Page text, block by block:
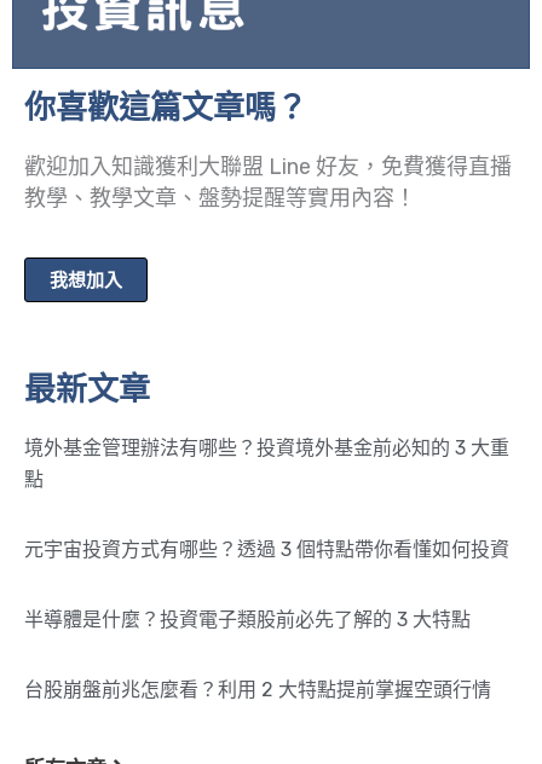
你喜歡這篇文章嗎？
歡迎加入知識獲利大聯盟 Line 好友，免費獲得直播
教學、教學文章、盤勢提醒等實用內容！
我想加入
最新文章
境外基金管理辦法有哪些？投資境外基金前必知的 3 大重
點
元宇宙投資方式有哪些？透過 3 個特點帶你看懂如何投資
半導體是什麼？投資電子類股前必先了解的 3 大特點
台股崩盤前兆怎麼看？利用 2 大特點提前掌握空頭行情